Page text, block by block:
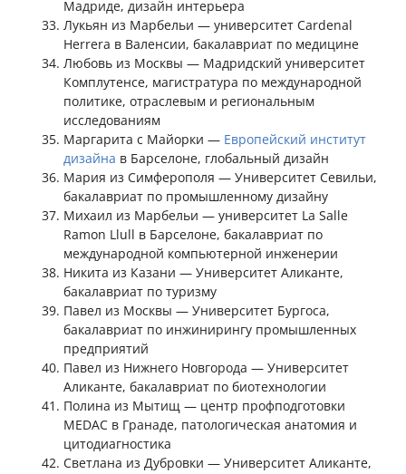
Мадриде, дизайн интерьера
Лукьян из Марбельи — университет Cardenal
Herrera в Валенсии, бакалавриат по медицине
Любовь из Москвы — Мадридский университет
Комплутенсе, магистратура по международной
политике, отраслевым и региональным
исследованиям
Маргарита с Майорки — Европейский институт
дизайна в Барселоне, глобальный дизайн
Мария из Симферополя — Университет Севильи,
бакалавриат по промышленному дизайну
Михаил из Марбельи — университет La Salle
Ramon Llull в Барселоне, бакалавриат по
международной компьютерной инженерии
Никита из Казани — Университет Аликанте,
бакалавриат по туризму
Павел из Москвы — Университет Бургоса,
бакалавриат по инжинирингу промышленных
предприятий
Павел из Нижнего Новгорода — Университет
Аликанте, бакалавриат по биотехнологии
Полина из Мытищ — центр профподготовки
MEDAC в Гранаде, патологическая анатомия и
цитодиагностика
Светлана из Дубровки — Университет Аликанте,